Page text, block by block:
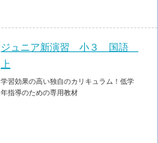
ジュニア新演習 小３ 国語
上
学習効果の高い独自のカリキュラム！低学
年指導のための専用教材